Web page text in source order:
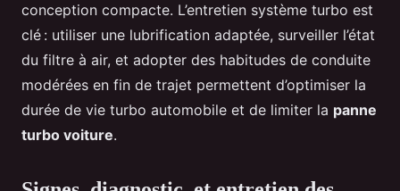
conception compacte. L’entretien système turbo est
clé : utiliser une lubrification adaptée, surveiller l’état
du filtre à air, et adopter des habitudes de conduite
modérées en fin de trajet permettent d’optimiser la
durée de vie turbo automobile et de limiter la panne
turbo voiture.